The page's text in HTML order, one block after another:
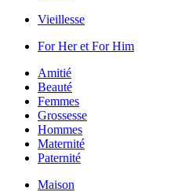
Vieillesse
For Her et For Him
Amitié
Beauté
Femmes
Grossesse
Hommes
Maternité
Paternité
Maison